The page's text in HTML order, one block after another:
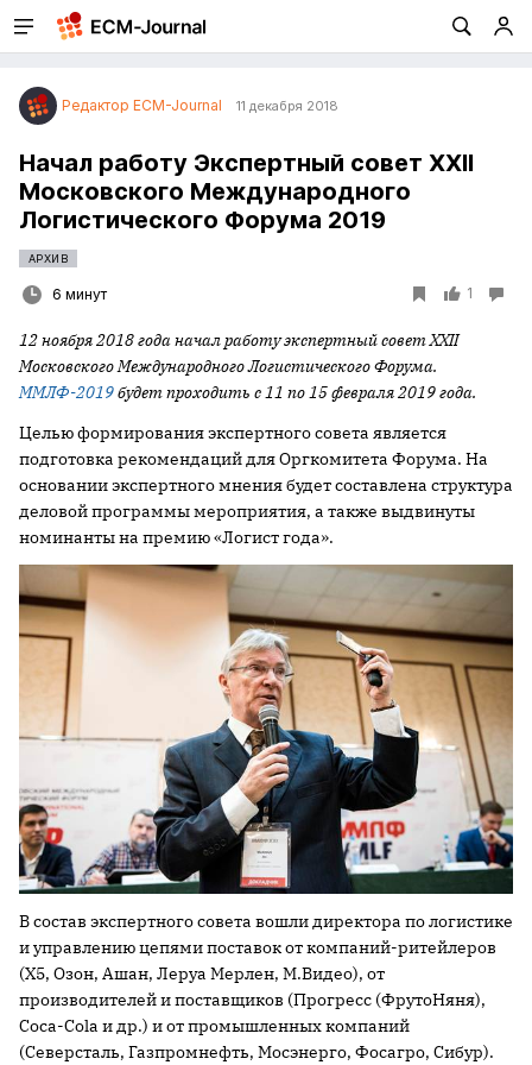
Редактор ECM-Journal 11 декабря 2018
Начал работу Экспертный совет XXII
Московского Международного
Логистического Форума 2019
АРХИВ
6 минут 1
12 ноября 2018 года начал работу экспертный совет XXII
Московского Международного Логистического Форума.
ММЛФ-2019будет проходить с 11 по 15 февраля 2019 года.
Целью формирования экспертного совета является
подготовка рекомендаций для Оргкомитета Форума. На
основании экспертного мнения будет составлена структура
деловой программы мероприятия, а также выдвинуты
номинанты на премию «Логист года».
В состав экспертного совета вошли директора по логистике
и управлению цепями поставок от компаний-ритейлеров
(Х5, Озон, Ашан, Леруа Мерлен, М.Видео), от
производителей и поставщиков (Прогресс (ФрутоНяня),
Coca-Cola и др.) и от промышленных компаний
(Северсталь, Газпромнефть, Мосэнерго, Фосагро, Сибур).